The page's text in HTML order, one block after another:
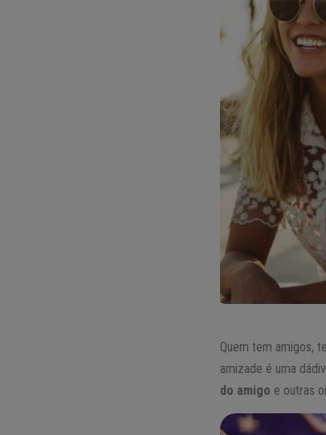
Quem tem amigos,
amizade é uma
do amigo e outras